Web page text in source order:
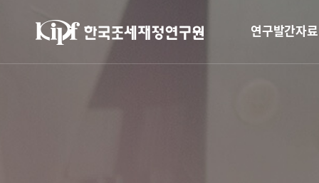
연구발간자료